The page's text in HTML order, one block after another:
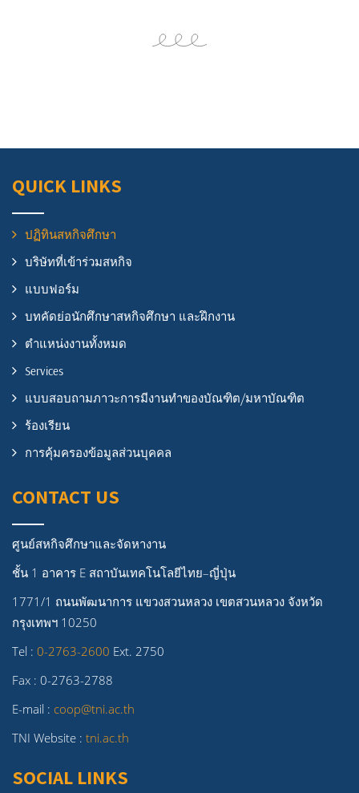
QUICK LINKS
ปฏิทินสหกิจศึกษา
บริษัทที่เข้าร่วมสหกิจ
แบบฟอร์ม
บทคัดย่อนักศึกษาสหกิจศึกษา และฝึกงาน
ตำแหน่งงานทั้งหมด
Services
แบบสอบถามภาวะการมีงานทำของบัณฑิต/มหาบัณฑิต
ร้องเรียน
การคุ้มครองข้อมูลส่วนบุคคล
CONTACT US
ศูนย์สหกิจศึกษาและจัดหางาน
ชั้น 1 อาคาร E สถาบันเทคโนโลยีไทย–ญี่ปุ่น
1771/1 ถนนพัฒนาการ แขวงสวนหลวง เขตสวนหลวง จังหวัด
กรุงเทพฯ 10250
Tel : 0-2763-2600 Ext. 2750
Fax : 0-2763-2788
E-mail : coop@tni.ac.th
TNI Website : tni.ac.th
SOCIAL LINKS